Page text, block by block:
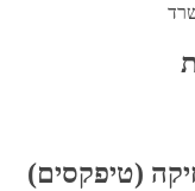
(טיפקסים)